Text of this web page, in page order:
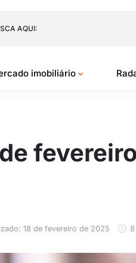
AQUI:
imobiliário
18 de fevereiro de 2025